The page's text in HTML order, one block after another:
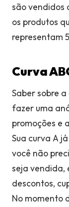
são vendidos
os produtos
representam
Curva
Saber sobre
fazer uma
promoções e
Sua curva A
você não
seja vendida,
descontos,
No momento